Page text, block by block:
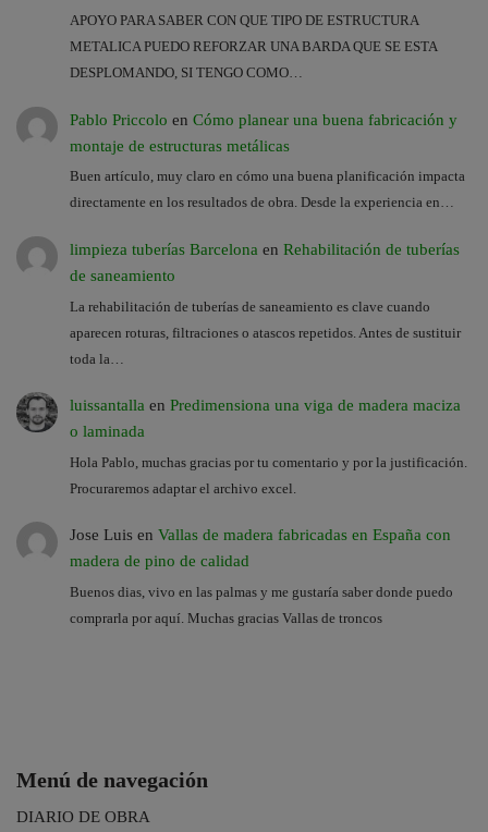
APOYO PARA SABER CON QUE TIPO DE ESTRUCTURA
METALICA PUEDO REFORZAR UNA BARDA QUE SE ESTA
DESPLOMANDO, SI TENGO COMO…
Pablo Priccolo en Cómo planear una buena fabricación y
montaje de estructuras metálicas
Buen artículo, muy claro en cómo una buena planificación impacta
directamente en los resultados de obra. Desde la experiencia en…
limpieza tuberías Barcelona en Rehabilitación de tuberías
de saneamiento
La rehabilitación de tuberías de saneamiento es clave cuando
aparecen roturas, filtraciones o atascos repetidos. Antes de sustituir
toda la…
luissantalla en Predimensiona una viga de madera maciza
o laminada
Hola Pablo, muchas gracias por tu comentario y por la justificación.
Procuraremos adaptar el archivo excel.
Jose Luis en Vallas de madera fabricadas en España con
madera de pino de calidad
Buenos dias, vivo en las palmas y me gustaría saber donde puedo
comprarla por aquí. Muchas gracias Vallas de troncos
Menú de navegación
DIARIO DE OBRA